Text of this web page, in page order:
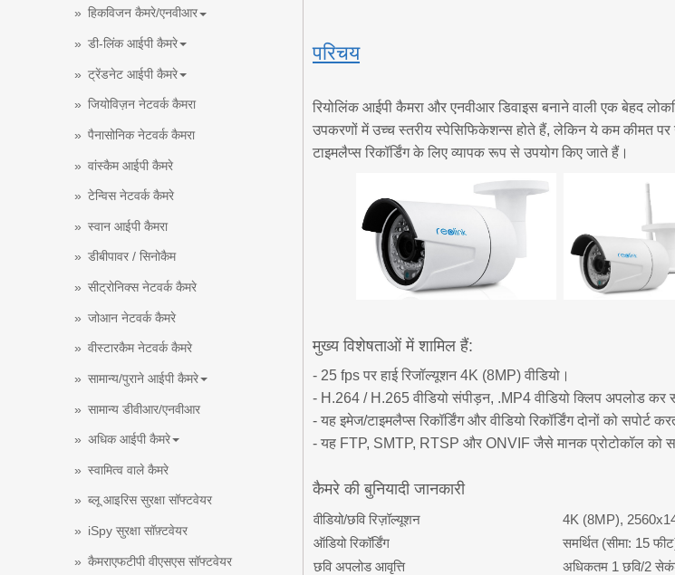
हिकविजन कैमरे/एनवीआर
डी-लिंक आईपी कैमरे
ट्रेंडनेट आईपी कैमरे
जियोविज़न नेटवर्क कैमरा
पैनासोनिक नेटवर्क कैमरा
वांस्कैम आईपी कैमरे
टेन्विस नेटवर्क कैमरे
स्वान आईपी कैमरा
डीबीपावर / सिनोकैम
सीट्रोनिक्स नेटवर्क कैमरे
जोआन नेटवर्क कैमरे
वीस्टारकैम नेटवर्क कैमरे
सामान्य/पुराने आईपी कैमरे
सामान्य डीवीआर/एनवीआर
अधिक आईपी कैमरे
स्वामित्व वाले कैमरे
ब्लू आइरिस सुरक्षा सॉफ्टवेयर
iSpy सुरक्षा सॉफ़्टवेयर
कैमराएफटीपी वीएसएस सॉफ्टवेयर
परिचय
रियोलिंक आईपी कैमरा और एनवीआर डिवाइस बनाने वाली एक बेहद
उपकरणों में उच्च स्तरीय स्पेसिफिकेशन्स होते हैं, लेकिन ये कम कीमत पर
टाइमलैप्स रिकॉर्डिंग के लिए व्यापक रूप से उपयोग किए जाते हैं।
मुख्य विशेषताओं में शामिल हैं:
- 25 fps पर हाई रिजॉल्यूशन 4K (8MP) वीडियो।
- H.264 / H.265 वीडियो संपीड़न, .MP4 वीडियो क्लिप अपलोड कर
- यह इमेज/टाइमलैप्स रिकॉर्डिंग और वीडियो रिकॉर्डिंग दोनों को
- यह FTP, SMTP, RTSP और ONVIF जैसे मानक प्रोटोकॉल को
कैमरे की बुनियादी जानकारी
वीडियो/छवि रिज़ॉल्यूशन
4K (8MP),
ऑडियो रिकॉर्डिंग
समर्थित (सीमा: 15
छवि अपलोड आवृत्ति
अधिकतम 1 छवि/2